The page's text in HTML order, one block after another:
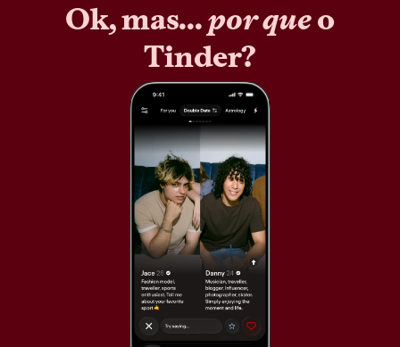
Ok, mas...por queo
Tinder?